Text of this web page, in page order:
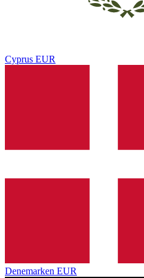
Cyprus EUR
Denemarken EUR